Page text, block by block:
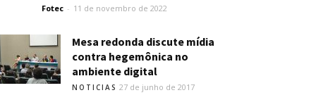
Fotec - 11 de novembro de 2022
Mesa redonda discute mídia
contra hegemônica no
ambiente digital
NOTICIAS 27 de junho de 2017